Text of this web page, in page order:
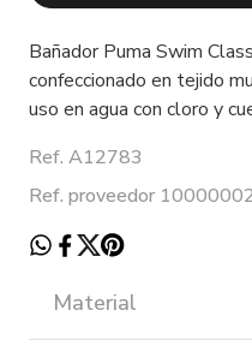
Bañador Puma Swim
confeccionado en tejido
uso en agua con cloro y
Ref. A12783
Ref. proveedor
Material